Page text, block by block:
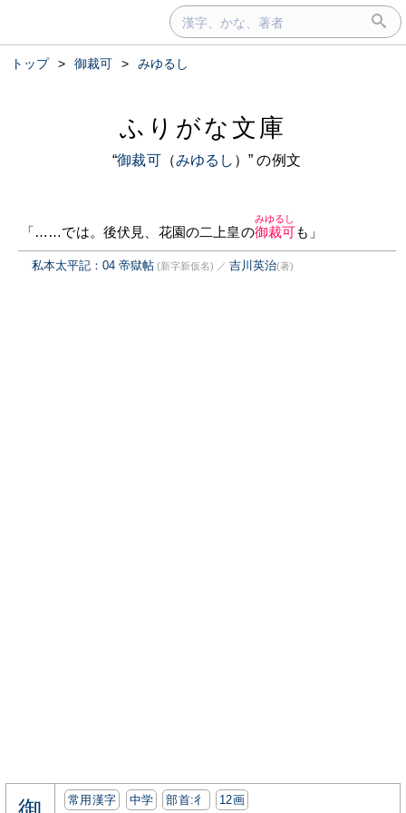
トップ > 御裁可 > みゆるし
ふりがな文庫
“御裁可（みゆるし ）” の例文
「……では。後伏見、花園の二上皇の御裁可
みゆるし
も」
私本太平記：04 帝獄帖 (新字新仮名) ／ 吉川英治(著)
常用漢字 中学 部首:⼻ 12画